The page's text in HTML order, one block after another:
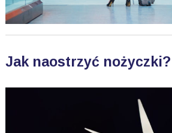
Jak naostrzyć nożyczki?